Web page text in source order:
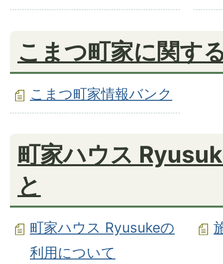
こまつ町家に関す
こまつ町家情報バンク
町家ハウス
と
町家ハウス Ryusukeの
利用について